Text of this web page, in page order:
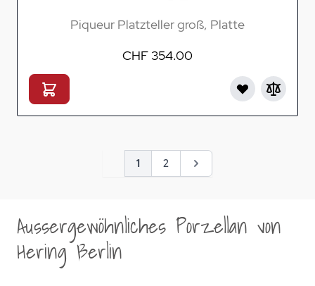
Piqueur Platzteller groß, Platte
CHF 354.00
Seite
Sie lesen gerade Seite
1 Seite
2 Seite
Aussergewöhnliches Porzellan von
Hering Berlin